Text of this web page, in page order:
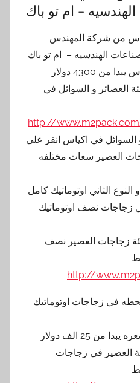
– ام تو باك
من شركة المهندس
الهندسيه – ام تو باك
4300 دولار
العصائر و السوائل في
http://
و السوائل في اكياس انقر علي
العصير سعات مختلفه
الثاني اوتوماتيك كامل
زجاجات نصف اوتوماتيك
زجاجات العصير نصف
http://
خط تعبئة العصير 12 محطه في زجاجات اوتوماتيك
العصير في زجاجات